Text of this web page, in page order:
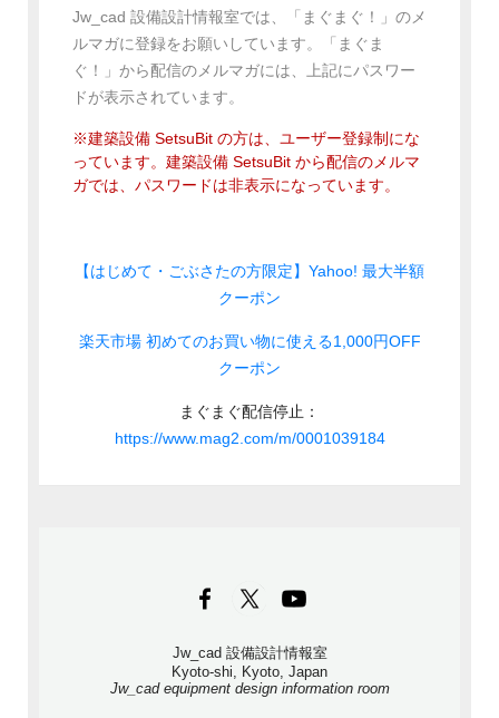
Jw_cad 設備設計情報室では、「まぐまぐ！」のメ
ルマガに登録をお願いしています。「まぐま
ぐ！」から配信のメルマガには、上記にパスワー
ドが表示されています。
※建築設備 SetsuBit の方は、ユーザー登録制にな
っています。建築設備 SetsuBit から配信のメルマ
ガでは、パスワードは非表示になっています。
【はじめて・ごぶさたの方限定】Yahoo! 最大半額
クーポン
楽天市場 初めてのお買い物に使える1,000円OFF
クーポン
まぐまぐ配信停止：
https://www.mag2.com/m/0001039184
Jw_cad 設備設計情報室
Kyoto-shi, Kyoto, Japan
Jw_cad equipment design information room